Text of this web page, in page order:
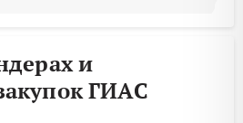
и
ГИАС